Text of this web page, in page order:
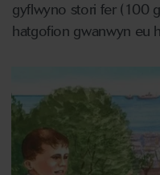
gyflwyno stori fer (100
hatgofion gwanwyn eu